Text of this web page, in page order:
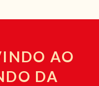
AO
DA